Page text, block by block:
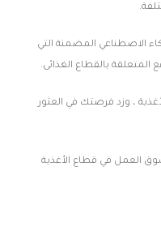
الاصطناعي المضمنة التي
المتعلقة بالقطاع الغذائى.
، وزد فرصتك في العثور
العمل في قطاع الأغذية